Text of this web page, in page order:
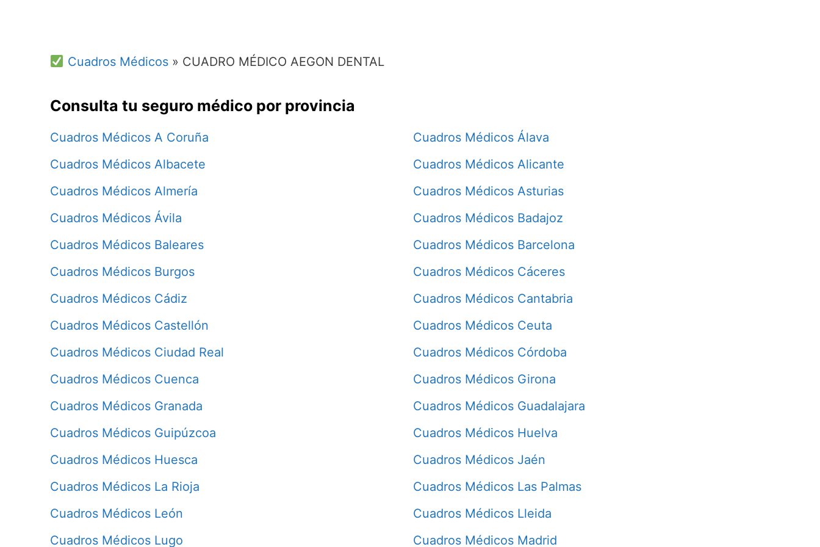
Cuadros Médicos» CUADRO MÉDICO AEGON DENTAL
Consulta tu seguro médico por provincia
Cuadros Médicos A Coruña
Cuadros Médicos Álava
Cuadros Médicos Albacete
Cuadros Médicos Alicante
Cuadros Médicos Almería
Cuadros Médicos Asturias
Cuadros Médicos Ávila
Cuadros Médicos Badajoz
Cuadros Médicos Baleares
Cuadros Médicos Barcelona
Cuadros Médicos Burgos
Cuadros Médicos Cáceres
Cuadros Médicos Cádiz
Cuadros Médicos Cantabria
Cuadros Médicos Castellón
Cuadros Médicos Ceuta
Cuadros Médicos Ciudad Real
Cuadros Médicos Córdoba
Cuadros Médicos Cuenca
Cuadros Médicos Girona
Cuadros Médicos Granada
Cuadros Médicos Guadalajara
Cuadros Médicos Guipúzcoa
Cuadros Médicos Huelva
Cuadros Médicos Huesca
Cuadros Médicos Jaén
Cuadros Médicos La Rioja
Cuadros Médicos Las Palmas
Cuadros Médicos León
Cuadros Médicos Lleida
Cuadros Médicos Lugo
Cuadros Médicos Madrid